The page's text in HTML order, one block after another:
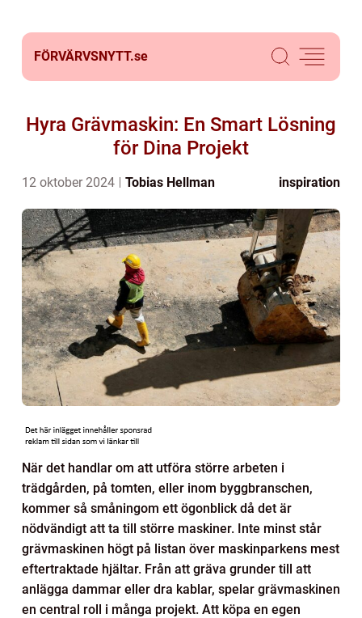
FÖRVÄRVSNYTT.se
Hyra Grävmaskin: En Smart Lösning
för Dina Projekt
12 oktober 2024 Tobias Hellman inspiration
När det handlar om att utföra större arbeten i
trädgården, på tomten, eller inom byggbranschen,
kommer så småningom ett ögonblick då det är
nödvändigt att ta till större maskiner. Inte minst står
grävmaskinen högt på listan över maskinparkens mest
eftertraktade hjältar. Från att gräva grunder till att
anlägga dammar eller dra kablar, spelar grävmaskinen
en central roll i många projekt. Att köpa en egen